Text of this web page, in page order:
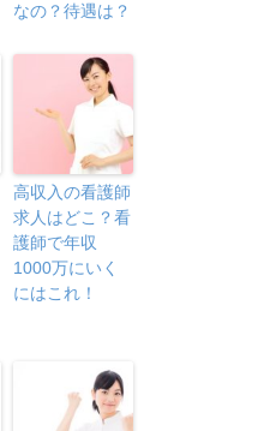
なの？待遇は？
高収入の看護師
求人はどこ？看
護師で年収
1000万にいく
にはこれ！